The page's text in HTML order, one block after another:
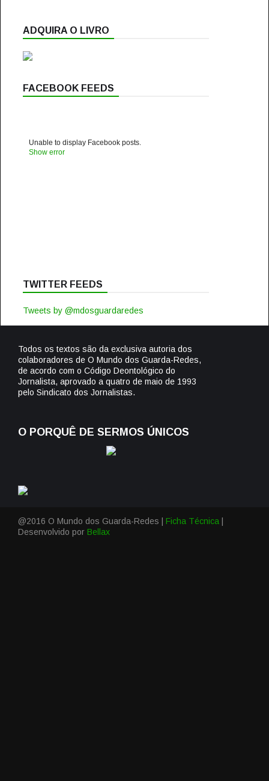
ADQUIRA O LIVRO
FACEBOOK FEEDS
Unable to display Facebook posts.
Show error
TWITTER FEEDS
Tweets by @mdosguardaredes
Todos os textos são da exclusiva autoria dos
colaboradores de O Mundo dos Guarda-Redes,
de acordo com o Código Deontológico do
Jornalista, aprovado a quatro de maio de 1993
pelo Sindicato dos Jornalistas.
O PORQUÊ DE SERMOS ÚNICOS
@2016 O Mundo dos Guarda-Redes | Ficha Técnica
Desenvolvido por Bellax